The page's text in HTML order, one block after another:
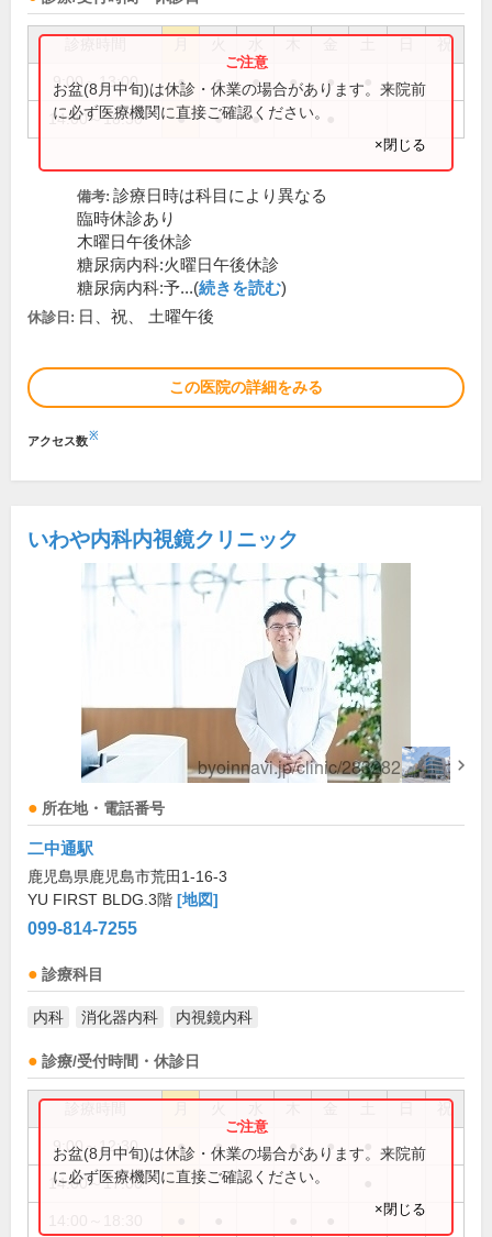
祝
9:00～13:00 ● ● ● ● ●
14:00～18:30 ● ● ●
お盆(8月中旬)は休診・休業の場合があります。来院前
に必ず医療機関に直接ご確認ください。
×閉じる
備考: 診療日時は科目により異なる
臨時休診あり
木曜日午後休診
糖尿病内科:火曜日午後休診
糖尿病内科:予...(続きを読む)
休診日: 日、祝、 土曜午後
この医院の詳細をみる
アクセス数※
いわや内科内視鏡クリニック
所在地・電話番号
二中通駅
鹿児島県鹿児島市荒田1-16-3
YU FIRST BLDG.3階 [地図]
099-814-7255
診療科目
内科 消化器内科 内視鏡内科
診療/受付時間・休診日
祝
9:00～12:30 ● ● ● ●
14:00～17:00
お盆(8月中旬)は休診・休業の場合があります。来院前
に必ず医療機関に直接ご確認ください。
×閉じる